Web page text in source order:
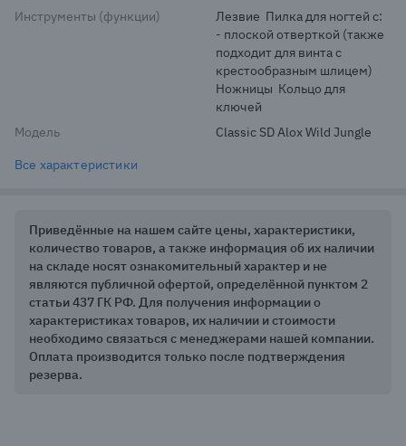
Инструменты (функции)
Лезвие  Пилка для ногтей с:
- плоской отверткой (также
подходит для винта с
крестообразным шлицем)
Ножницы  Кольцо для
ключей
Модель
Classic SD Alox Wild Jungle
Все характеристики
Приведённые на нашем сайте цены, характеристики,
количество товаров, а также информация об их наличии
на складе носят ознакомительный характер и не
являются публичной офертой, определённой пунктом 2
статьи 437 ГК РФ. Для получения информации о
характеристиках товаров, их наличии и стоимости
необходимо связаться с менеджерами нашей компании.
Оплата производится только после подтверждения
резерва.